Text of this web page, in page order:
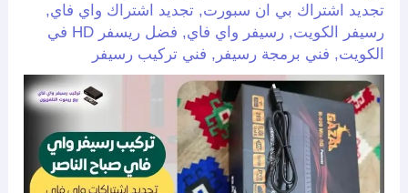
تجديد اشتراك بي ان سبورت,تجديد اشتراك واي فاي,
رسيفر الكويت,رسيفر واي فاي,
فضل ريسفر HD في
الكويت, فني برمجة رسيفر , فني تركيب رسيفر